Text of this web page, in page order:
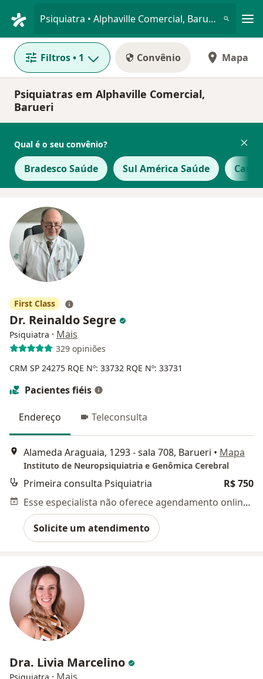
Psiquiatra • Alphaville Comercial, Barueri, São Paulo SP
Filtros• 1 Convênio Mapa
Psiquiatras em Alphaville Comercial,
Barueri
Qual é o seu convênio?
Bradesco Saúde Sul América Saúde Care
First Class
Dr. Reinaldo Segre
Psiquiatra · Mais
329 opiniões
CRM SP 24275 RQE Nº: 33732 RQE Nº: 33731
Pacientes fiéis
Endereço Teleconsulta
Alameda Araguaia, 1293 - sala 708, Barueri • Mapa
Instituto de Neuropsiquiatria e Genômica Cerebral
Primeira consulta Psiquiatria
R$ 750
Esse especialista não oferece agendamento online para esse endereço.
Solicite um atendimento
Dra. Livia Marcelino
Psiquiatra · Mais